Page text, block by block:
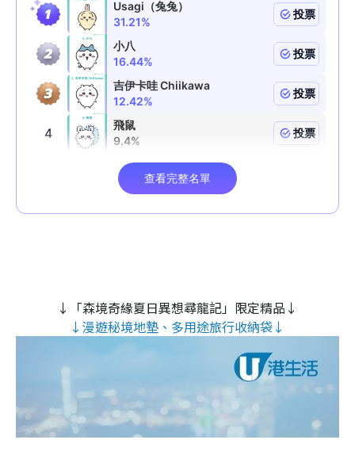
↓「森境奇緣夏日異想尋龍記」限定精品↓
↓漫遊秘境地墊、多用途旅行收納袋↓